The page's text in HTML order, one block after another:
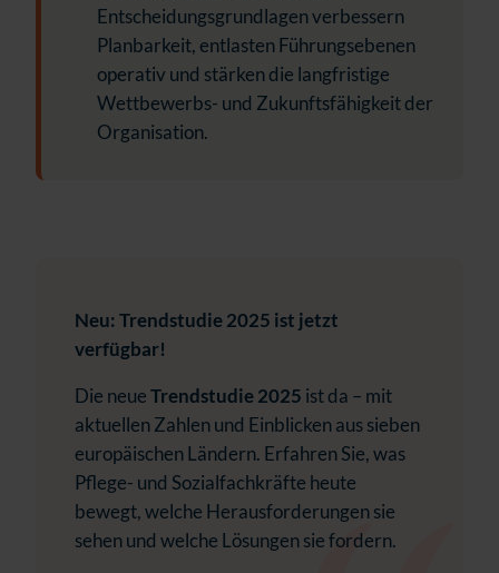
Entscheidungsgrundlagen verbessern
Planbarkeit, entlasten Führungsebenen
operativ und stärken die langfristige
Wettbewerbs- und Zukunftsfähigkeit der
Organisation.
Neu: Trendstudie 2025 ist jetzt
verfügbar!
Die neueTrendstudie 2025 ist da – mit
aktuellen Zahlen und Einblicken aus sieben
europäischen Ländern. Erfahren Sie, was
Pflege- und Sozialfachkräfte heute
bewegt, welche Herausforderungen sie
sehen und welche Lösungen sie fordern.